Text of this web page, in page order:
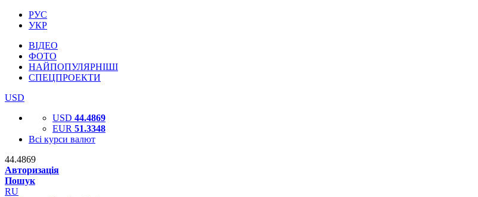
РУС
УКР
ВІДЕО
ФОТО
НАЙПОПУЛЯРНІШІ
СПЕЦПРОЕКТИ
USD
USD 44.4869
EUR 51.3348
Всі курси валют
44.4869
Авторизація
Пошук
RU